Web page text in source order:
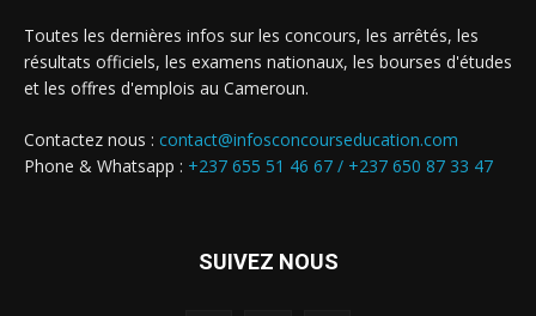
Toutes les dernières infos sur les concours, les arrêtés, les
résultats officiels, les examens nationaux, les bourses d'études
et les offres d'emplois au Cameroun.
Contactez nous : contact@infosconcourseducation.com
Phone & Whatsapp : +237 655 51 46 67 / +237 650 87 33 47
SUIVEZ NOUS